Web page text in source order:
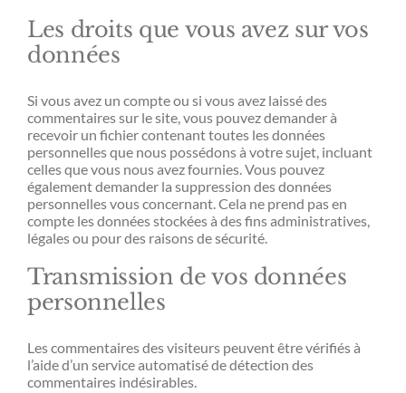
Les droits que vous avez sur vos
données
Si vous avez un compte ou si vous avez laissé des
commentaires sur le site, vous pouvez demander à
recevoir un fichier contenant toutes les données
personnelles que nous possédons à votre sujet, incluant
celles que vous nous avez fournies. Vous pouvez
également demander la suppression des données
personnelles vous concernant. Cela ne prend pas en
compte les données stockées à des fins administratives,
légales ou pour des raisons de sécurité.
Transmission de vos données
personnelles
Les commentaires des visiteurs peuvent être vérifiés à
l’aide d’un service automatisé de détection des
commentaires indésirables.